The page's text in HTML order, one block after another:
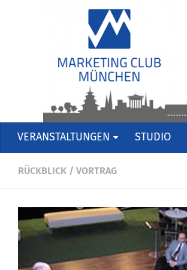
VERANSTALTUNGEN STUDIO
RÜCKBLICK / VORTRAG